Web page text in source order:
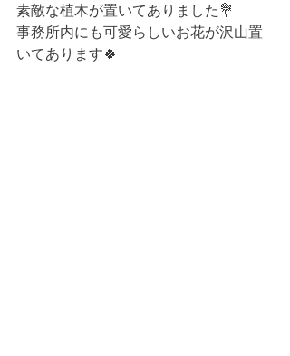
素敵な植木が置いてありました💐
事務所内にも可愛らしいお花が沢山置
いてあります🍀